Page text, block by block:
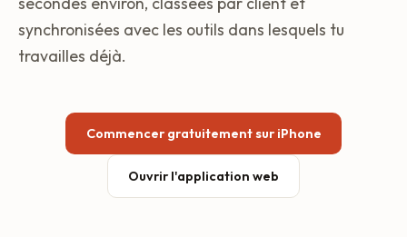
synchronisées avec les outils dans lesquels tu
travailles déjà.
Commencer gratuitement sur iPhone
Ouvrir l'application web